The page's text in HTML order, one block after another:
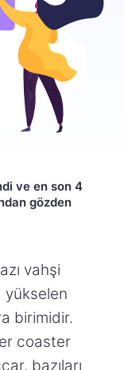
ve en son 4
gözden
vahşi
yükselen
birimidir.
coaster
bazıları